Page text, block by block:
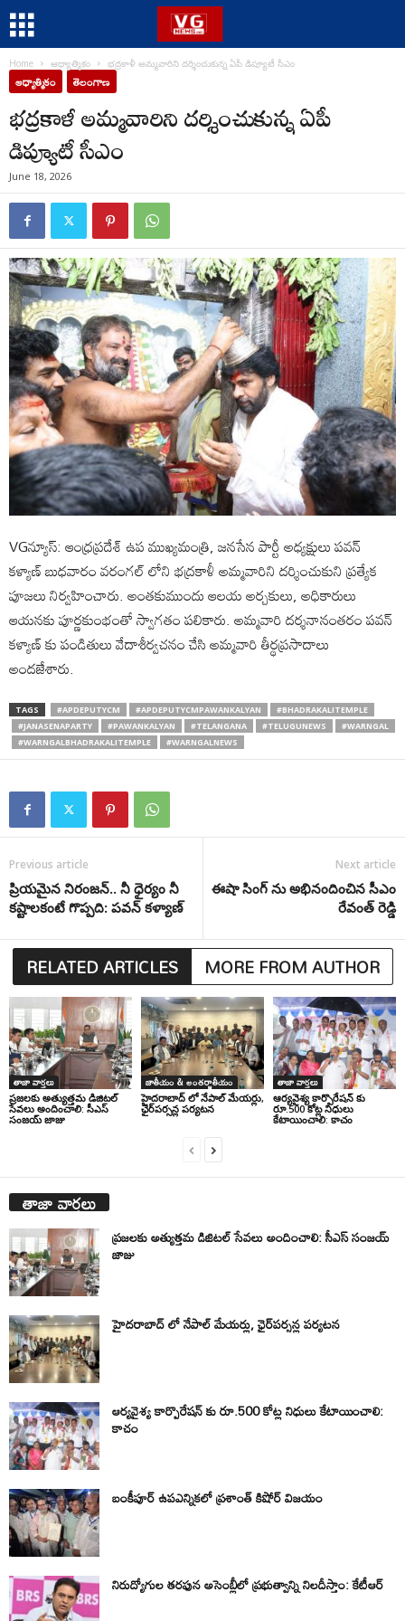
Home ఆధ్యాత్మికం భద్రకాళీ అమ్మవారిని దర్శించుకున్న ఏపీ డిప్యూటీ సీఎం
ఆధ్యాత్మికం తెలంగాణ
భద్రకాళీ అమ్మవారిని దర్శించుకున్న ఏపీ
డిప్యూటీ సీఎం
June 18, 2026
VGన్యూస్: ఆంధ్రప్రదేశ్ ఉప ముఖ్యమంత్రి, జనసేన పార్టీ అధ్యక్షులు పవన్
కళ్యాణ్ బుధవారం వరంగల్ లోని భద్రకాళీ అమ్మవారిని దర్శించుకుని ప్రత్యేక
పూజలు నిర్వహించారు. అంతకుముందు ఆలయ అర్చకులు, అధికారులు
ఆయనకు పూర్ణకుంభంతో స్వాగతం పలికారు. అమ్మవారి దర్శనానంతరం పవన్
కళ్యాణ్ కు పండితులు వేదాశీర్వచనం చేసి అమ్మవారి తీర్థప్రసాదాలు
అందజేశారు.
TAGS #APDEPUTYCM #APDEPUTYCMPAWANKALYAN
#BHADRAKALITEMPLE
#JANASENAPARTY
#PAWANKALYAN #TELANGANA #TELUGUNEWS
#WARNGAL
#WARNGALBHADRAKALITEMPLE
#WARNGALNEWS
Previous article
ప్రియమైన నిరంజన్.. నీ ధైర్యం నీ
కష్టాలకంటే గొప్పది: పవన్ కళ్యాణ్
Next article
ఈషా సింగ్ ను అభినందించిన సీఎం
రేవంత్ రెడ్డి
RELATED ARTICLES MORE FROM AUTHOR
తాజా వార్తలు
ప్రజలకు అత్యుత్తమ డిజిటల్
సేవలు అందించాలి: సీఎస్
సంజయ్ జాజు
జాతీయం & అంతర్జాతీయం
హైదరాబాద్ లో నేపాల్ మేయర్లు,
ఛైర్‌పర్సన్ల పర్యటన
తాజా వార్తలు
ఆర్యవైశ్య కార్పొరేషన్ కు
రూ.500 కోట్ల నిధులు
కేటాయించాలి: కాచం
తాజా వార్తలు
ప్రజలకు అత్యుత్తమ డిజిటల్ సేవలు అందించాలి: సీఎస్ సంజయ్
జాజు
హైదరాబాద్ లో నేపాల్ మేయర్లు, ఛైర్‌పర్సన్ల పర్యటన
ఆర్యవైశ్య కార్పొరేషన్ కు రూ.500 కోట్ల నిధులు కేటాయించాలి:
కాచం
బంకీపూర్ ఉపఎన్నికలో ప్రశాంత్ కిషోర్ విజయం
నిరుద్యోగుల తరఫున అసెంబ్లీలో ప్రభుత్వాన్ని నిలదీస్తాం: కేటీఆర్